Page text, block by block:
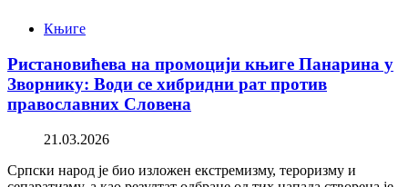
Књиге
Ристановићева на промоцији књиге Панарина у
Зворнику: Води се хибридни рат против
православних Словена
21.03.2026
Српски народ је био изложен екстремизму, тероризму и